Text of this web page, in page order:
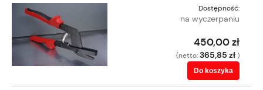
Dostępność:
na wyczerpaniu
450,00 zł
(netto:365,85 zł )
Do koszyka